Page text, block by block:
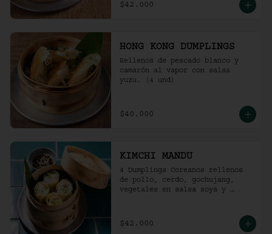
$42.000
HONG KONG DUMPLINGS
Rellenos de pescado blanco y
camarón al vapor con salsa
yuzu. (4 und)
$40.000
KIMCHI MANDU
4 Dumplings Coreanos rellenos
de pollo, cerdo, gochujang,
vegetales en salsa soya y
$42.000